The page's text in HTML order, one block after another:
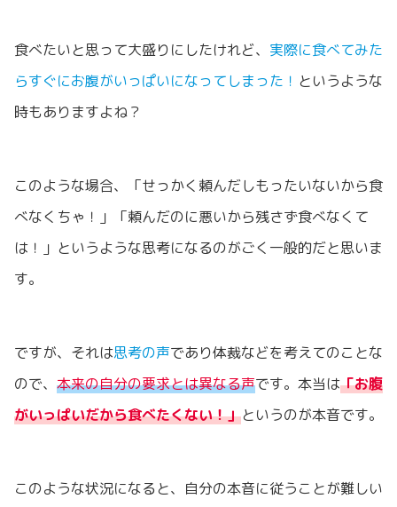
食べたいと思って大盛りにしたけれど、 実際に食べてみた
らすぐにお腹がいっぱいになってしまった！ というような
時もありますよね？
このような場合、「せっかく頼んだしもったいないから食
べなくちゃ！」「頼んだのに悪いから残さず食べなくて
は！」というような思考になるのがごく一般的だと思いま
す。
ですが、それは思考の声であり体裁などを考えてのことな
ので、 本来の自分の要求とは異なる声です。本当は「お腹
がいっぱいだから食べたくない！」というのが本音です。
このような状況になると、自分の本音に従うことが難しい